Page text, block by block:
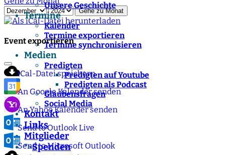
Unsere Geschichte
Termine
Kalender
Termine exportieren
Termine synchronisieren
Medien
Predigten
Predigten auf Youtube
Predigten als Podcast
Glaubensfragen
Social Media
Kontakt
Links
Mitglieder
">Spenden
Gehe zu Monat
Event exportieren
iCal-Datei speichern
An Google Kalender senden
An Yahoo Kalender senden
Send to Outlook Live
Send to Microsoft Outlook